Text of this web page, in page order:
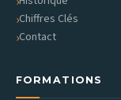
Chiffres Clés
Contact
FORMATIONS